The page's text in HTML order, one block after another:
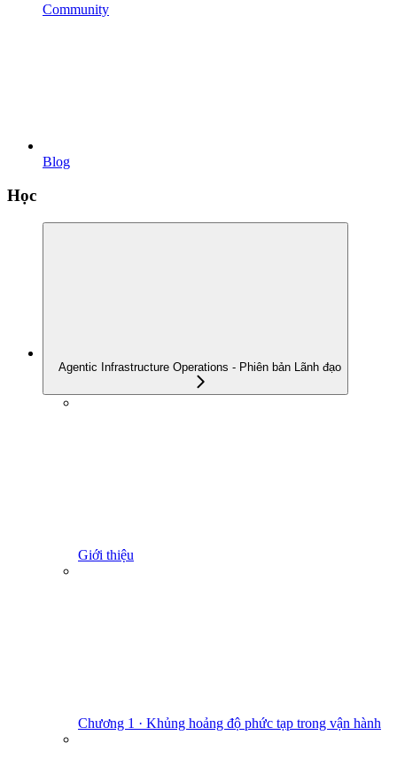
Community
Blog
Học
Agentic Infrastructure Operations - Phiên bản Lãnh đạo
Giới thiệu
Chương 1 · Khủng hoảng độ phức tạp trong vận hành